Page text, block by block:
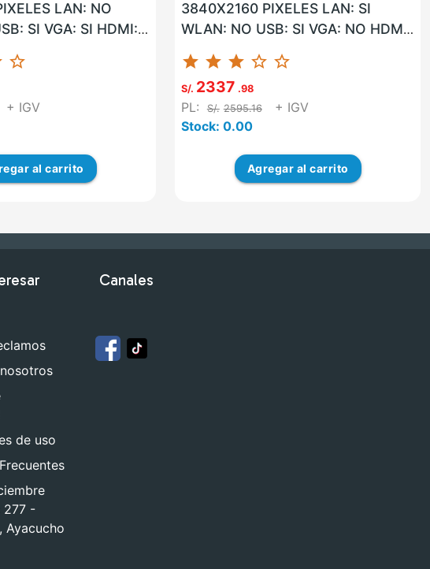
LAN: NO
SI VGA: SI HDMI:
star_border
+ IGV
al carrito
3840X2160 PIXELES LAN: SI
WLAN: NO USB: SI VGA: NO HDMI:
UNIDAD MARCA...
star star star star_border star_border
S/. 2337 .98
PL: S/. 2595.16
+ IGV
Stock: 0.00
Agregar al carrito
de uso
277 -
Ayacucho
Canales